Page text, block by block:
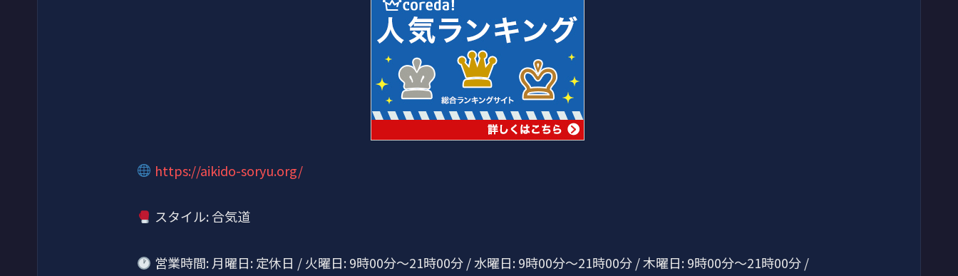
https://aikido-soryu.org/
スタイル: 合気道
営業時間: 月曜日: 定休日 / 火曜日: 9時00分～21時00分 / 水曜日: 9時00分～21時00分 / 木曜日: 9時00分～21時00分 /